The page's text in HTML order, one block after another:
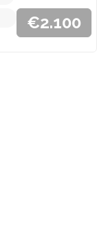
€2.100